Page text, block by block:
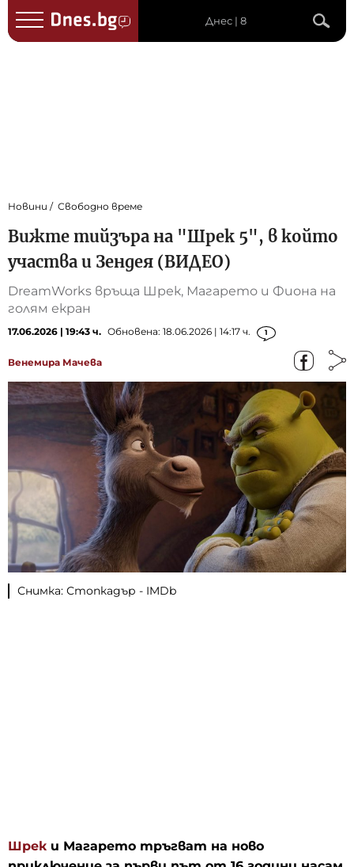
Днес | 8
Новини Свободно време
Вижте тийзъра на "Шрек 5", в който
участва и Зендея (ВИДЕО)
DreamWorks връща Шрек, Магарето и Фиона на
голям екран
17.06.2026 | 19:43 ч. Обновена: 18.06.2026 | 14:17 ч. 1
Венемира Мачева
Снимка: Стопкадър - IMDb
Шрек и Магарето тръгват на ново